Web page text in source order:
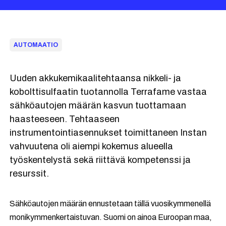
AUTOMAATIO
Uuden akkukemikaalitehtaansa nikkeli- ja
kobolttisulfaatin tuotannolla Terrafame vastaa
sähköautojen määrän kasvun tuottamaan
haasteeseen. Tehtaaseen
instrumentointiasennukset toimittaneen Instan
vahvuutena oli aiempi kokemus alueella
työskentelystä sekä riittävä kompetenssi ja
resurssit.
Sähköautojen määrän ennustetaan tällä vuosikymmenellä
monikymmenkertaistuvan. Suomi on ainoa Euroopan maa,